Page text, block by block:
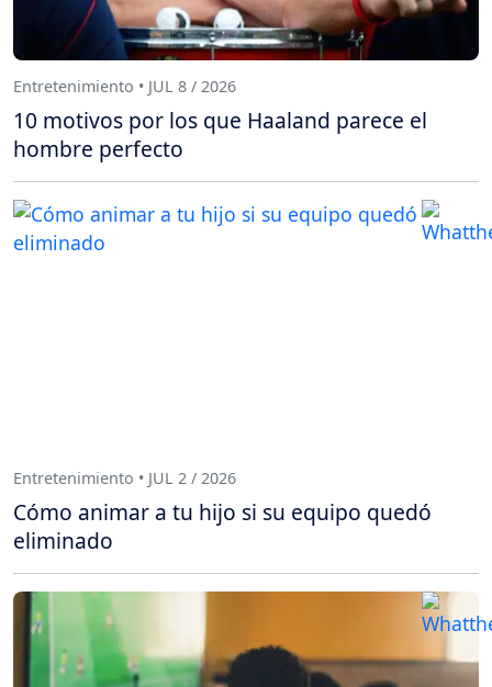
Entretenimiento • JUL 8 / 2026
10 motivos por los que Haaland parece el
hombre perfecto
Entretenimiento • JUL 2 / 2026
Cómo animar a tu hijo si su equipo quedó
eliminado